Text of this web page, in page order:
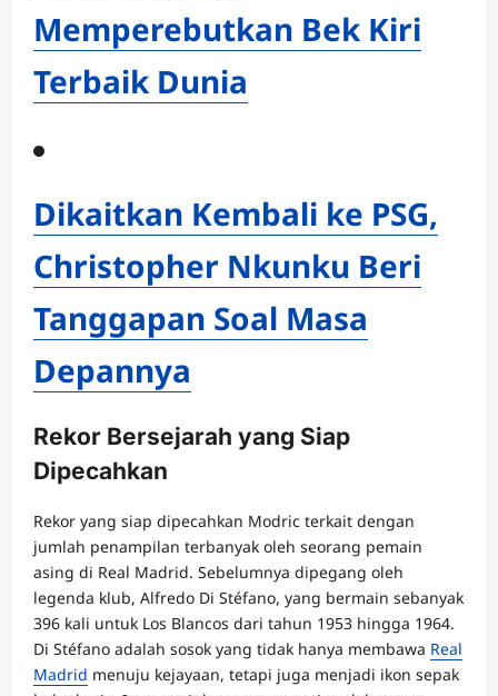
Memperebutkan Bek Kiri
Terbaik Dunia
Dikaitkan Kembali ke PSG,
Christopher Nkunku Beri
Tanggapan Soal Masa
Depannya
Rekor Bersejarah yang Siap
Dipecahkan
Rekor yang siap dipecahkan Modric terkait dengan
jumlah penampilan terbanyak oleh seorang pemain
asing di Real Madrid. Sebelumnya dipegang oleh
legenda klub, Alfredo Di Stéfano, yang bermain sebanyak
396 kali untuk Los Blancos dari tahun 1953 hingga 1964.
Di Stéfano adalah sosok yang tidak hanya membawa Real
Madrid menuju kejayaan, tetapi juga menjadi ikon sepak